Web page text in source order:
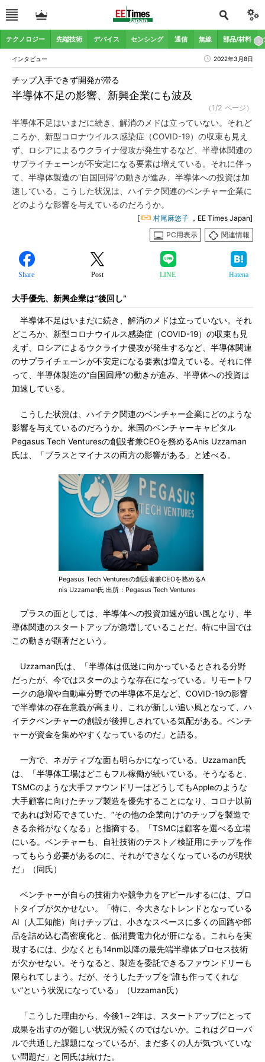
テクノロジー 先端技術 デバイス センシング 通信 無線 部品/材料
インタビュー 2022年3月8日
半導体不足の影響、新興企業にも波及
チップ入手できず開発が滞る
（1/2 ページ）
半導体不足はいまだに続き、解消のメドは立っていない。それど
ころか、新型コロナウイルス感染症（COVID-19）の収束も見え
ず、ロシアによるウクライナ侵攻が発生するなど、半導体関連の
サプライチェーンが不安定になる要素は増えている。それに伴っ
て、半導体製造の“自国回帰”の動きが進み、半導体への投資は加
速している。こうした状況は、ハイテク関連のベンチャー企業に
どのような影響を与えているのだろうか。
[ 村尾麻悠子 ，EE Times Japan]
PC用表示
関連情報
Share Post LINE Hatena
大手優先、新興企業は“後回し”
半導体不足はいまだに続き、解消のメドは立っていない。それ
どころか、新型コロナウイルス感染症（COVID-19）の収束も見
えず、ロシアによるウクライナ侵攻が発生するなど、半導体関連
のサプライチェーンが不安定になる要素は増えている。それに伴
って、半導体製造の“自国回帰”の動きが進み、半導体への投資は
加速している。
こうした状況は、ハイテク関連のベンチャー企業にどのような
影響を与えているのだろうか。米国のベンチャーキャピタル
Pegasus Tech Venturesの創設者兼CEOを務めるAnis Uzzaman
氏は、「プラスとマイナスの両方の影響がある」と述べる。
Pegasus Tech Venturesの創設者兼CEOを務めるA
nis Uzzaman氏 出所：Pegasus Tech Ventures
プラスの面としては、半導体への投資加速が追い風となり、半
導体関連のスタートアップが急増していることだ。特に中国では
この動きが顕著だという。
Uzzaman氏は、「半導体は低迷に向かっているとされる分野
だったが、今ではスターのような存在になっている。リモートワ
ークの急増や自動車分野での半導体不足など、COVID-19の影響
で半導体の存在意義が高まり、これが新しい追い風となって、ハ
イテクベンチャーの創設が後押しされている気配がある。ベンチ
ャーが資金を集めやすくなっているのだ」と語る。
一方で、ネガティブな面も明らかになっている。Uzzaman氏
は、「半導体工場はどこもフル稼働が続いている。そうなると、
TSMCのような大手ファウンドリーはどうしてもAppleのような
大手顧客に向けたチップ製造を優先することになり、コロナ以前
であれば対応できていた、“その他の企業向け”のチップを製造で
きる余裕がなくなる」と指摘する。「TSMCは顧客を選べる立場
にいる。ベンチャーも、自社技術のテスト／検証用にチップを作
ってもらう必要があるのに、それができなくなっているのが現状
だ」（同氏）
ベンチャーが自らの技術力や競争力をアピールするには、プロ
トタイプが欠かせない。「特に、今大きなトレンドとなっている
AI（人工知能）向けチップは、小さなスペースに多くの回路や部
品を詰め込む高密度化と、低消費電力化が肝になる。これらを実
現するには、少なくとも14nm以降の最先端半導体プロセス技術
が欠かせない。そうなると、製造を委託できるファウンドリーも
限られてしまう。だが、そうしたチップを“誰も作ってくれな
い”という状況になっている」（Uzzaman氏）
「こうした理由から、今後1～2年は、スタートアップにとって
成果を出すのが難しい状況が続くのではないか。これはグローバ
ルで共通した課題になっているが、まだ多くの人が気づいていな
い問題だ」と同氏は続けた。